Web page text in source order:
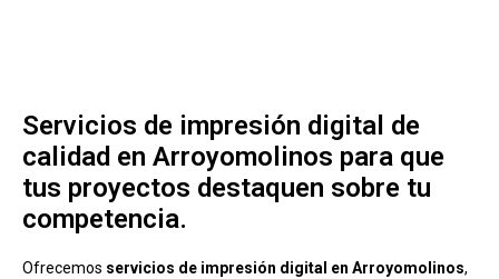
Servicios de impresión digital de
calidad en Arroyomolinos para que
tus proyectos destaquen sobre tu
competencia.
Ofrecemos servicios de impresión digital en Arroyomolinos,